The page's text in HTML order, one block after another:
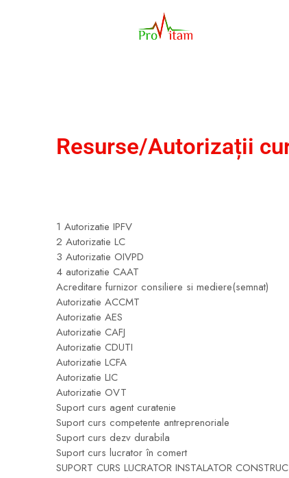
Resurse/Autorizații
1 Autorizatie IPFV
2 Autorizatie LC
3 Autorizatie OIVPD
4 autorizatie CAAT
Acreditare furnizor consiliere si mediere(semnat)
Autorizatie ACCMT
Autorizatie AES
Autorizatie CAFJ
Autorizatie CDUTI
Autorizatie LCFA
Autorizatie LIC
Autorizatie OVT
Suport curs agent curatenie
Suport curs competente antreprenoriale
Suport curs dezv durabila
Suport curs lucrator în comert
SUPORT CURS LUCRATOR INSTALATOR